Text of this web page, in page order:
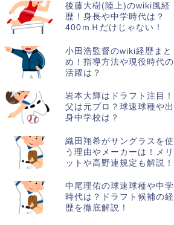
後藤大樹(陸上)のwiki風経
歴！身長や中学時代は？
400ｍＨだけじゃない！
小田浩監督のwiki経歴まと
め！指導方法や現役時代の
活躍は？
岩本大輝はドラフト注目！
父は元プロ？球速球種や出
身中学校は？
織田翔希がサングラスを使
う理由やメーカーは！メリ
ットや高野連規定も解説！
中尾理佑の球速球種や中学
時代は？ドラフト候補の経
歴を徹底解説！